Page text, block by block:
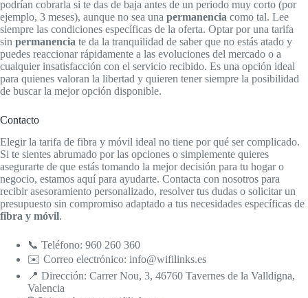
podrían cobrarla si te das de baja antes de un periodo muy corto (por
ejemplo, 3 meses), aunque no sea una permanencia como tal. Lee
siempre las condiciones específicas de la oferta. Optar por una tarifa
sin permanencia te da la tranquilidad de saber que no estás atado y
puedes reaccionar rápidamente a las evoluciones del mercado o a
cualquier insatisfacción con el servicio recibido. Es una opción ideal
para quienes valoran la libertad y quieren tener siempre la posibilidad
de buscar la mejor opción disponible.
Contacto
Elegir la tarifa de fibra y móvil ideal no tiene por qué ser complicado.
Si te sientes abrumado por las opciones o simplemente quieres
asegurarte de que estás tomando la mejor decisión para tu hogar o
negocio, estamos aquí para ayudarte. Contacta con nosotros para
recibir asesoramiento personalizado, resolver tus dudas o solicitar un
presupuesto sin compromiso adaptado a tus necesidades específicas de
fibra y móvil.
📞 Teléfono: 960 260 360
✉️ Correo electrónico: info@wifilinks.es
📍 Dirección: Carrer Nou, 3, 46760 Tavernes de la Valldigna,
Valencia